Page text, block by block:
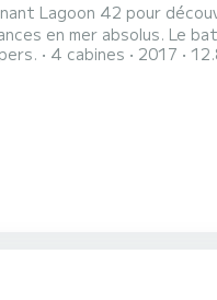
Lagoon 42 pour
au confort total et d'une capacité de 12
mètres et d'une
4 cabines 2017